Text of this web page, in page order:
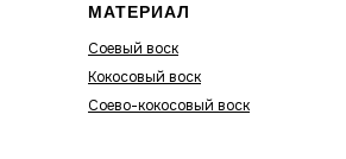
МАТЕРИАЛ
Соевый воск
Кокосовый воск
Соево-кокосовый воск